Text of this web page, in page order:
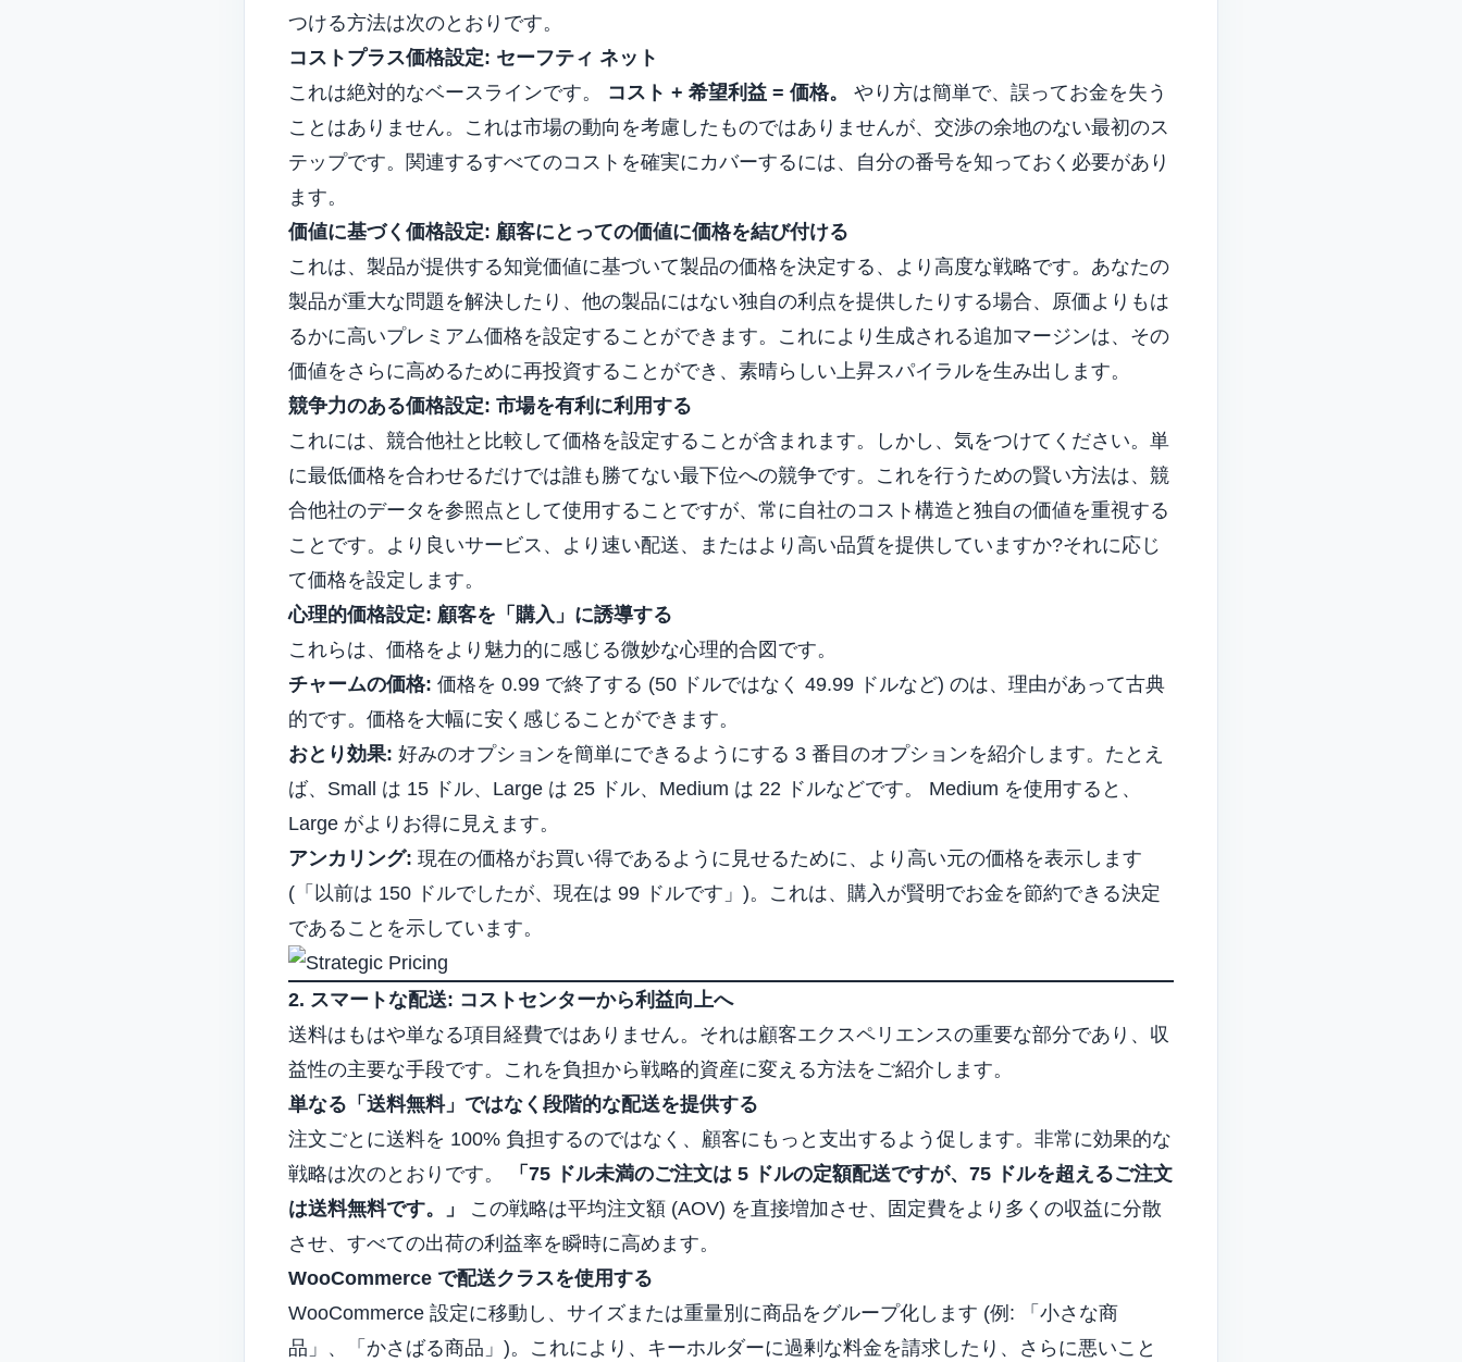
つける方法は次のとおりです。
コストプラス価格設定: セーフティ ネット
これは絶対的なベースラインです。 コスト + 希望利益 = 価格。
やり方は簡単で、誤ってお金を失う
ことはありません。これは市場の動向を考慮したものではありませんが、交渉の余地のない最初のス
テップです。関連するすべてのコストを確実にカバーするには、自分の番号を知っておく必要があり
ます。
価値に基づく価格設定: 顧客にとっての価値に価格を結び付ける
これは、製品が提供する知覚価値に基づいて製品の価格を決定する、より高度な戦略です。あなたの
製品が重大な問題を解決したり、他の製品にはない独自の利点を提供したりする場合、原価よりもは
るかに高いプレミアム価格を設定することができます。これにより生成される追加マージンは、その
価値をさらに高めるために再投資することができ、素晴らしい上昇スパイラルを生み出します。
競争力のある価格設定: 市場を有利に利用する
これには、競合他社と比較して価格を設定することが含まれます。しかし、気をつけてください。単
に最低価格を合わせるだけでは誰も勝てない最下位への競争です。これを行うための賢い方法は、競
合他社のデータを参照点として使用することですが、常に自社のコスト構造と独自の価値を重視する
ことです。より良いサービス、より速い配送、またはより高い品質を提供していますか?それに応じ
て価格を設定します。
心理的価格設定: 顧客を「購入」に誘導する
これらは、価格をより魅力的に感じる微妙な心理的合図です。
チャームの価格: 価格を 0.99 で終了する (50 ドルではなく 49.99 ドルなど) のは、理由があって古典
的です。価格を大幅に安く感じることができます。
おとり効果: 好みのオプションを簡単にできるようにする 3 番目のオプションを紹介します。たとえ
ば、Small は 15 ドル、Large は 25 ドル、Medium は 22 ドルなどです。 Medium を使用すると、
Large がよりお得に見えます。
アンカリング: 現在の価格がお買い得であるように見せるために、より高い元の価格を表示します
(「以前は 150 ドルでしたが、現在は 99 ドルです」)。これは、購入が賢明でお金を節約できる決定
であることを示しています。
2. スマートな配送: コストセンターから利益向上へ
送料はもはや単なる項目経費ではありません。それは顧客エクスペリエンスの重要な部分であり、収
益性の主要な手段です。これを負担から戦略的資産に変える方法をご紹介します。
単なる「送料無料」ではなく段階的な配送を提供する
注文ごとに送料を 100% 負担するのではなく、顧客にもっと支出するよう促します。非常に効果的な
戦略は次のとおりです。
「75 ドル未満のご注文は 5 ドルの定額配送ですが、75 ドルを超えるご注文
は送料無料です。」
この戦略は平均注文額 (AOV) を直接増加させ、固定費をより多くの収益に分散
させ、すべての出荷の利益率を瞬時に高めます。
WooCommerce で配送クラスを使用する
WooCommerce 設定に移動し、サイズまたは重量別に商品をグループ化します (例: 「小さな商
品」、「かさばる商品」)。これにより、キーホルダーに過剰な料金を請求したり、さらに悪いこと